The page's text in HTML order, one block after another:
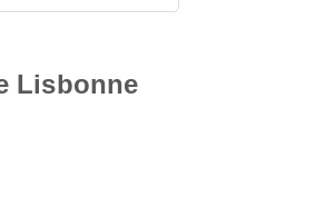
Lisbonne